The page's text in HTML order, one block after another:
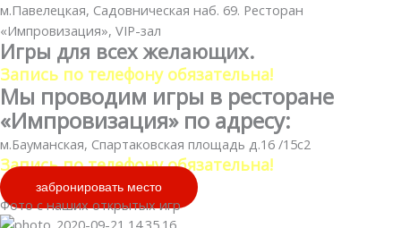
м.Павелецкая, Садовническая наб. 69. Ресторан
«Импровизация», VIP-зал
Игры для всех желающих.
Запись по телефону обязательна!
Мы проводим игры в ресторане
«Импровизация» по адресу:
м.Бауманская, Спартаковская площадь д.16 /15с2
Запись по телефону обязательна!
забронировать место
Фото с наших открытых игр